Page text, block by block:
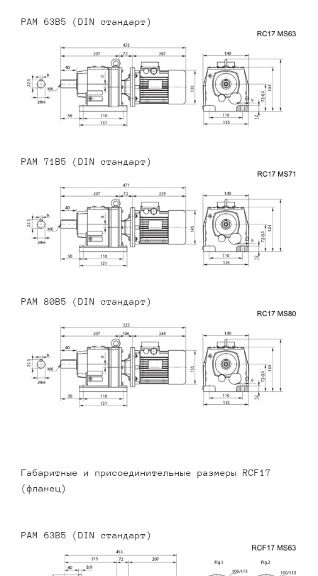
PAM 63B5 (DIN стандарт)
PAM 71B5 (DIN стандарт)
PAM 80B5 (DIN стандарт)
Габаритные и присоединительные размеры RCF17
(фланец)
PAM 63B5 (DIN стандарт)